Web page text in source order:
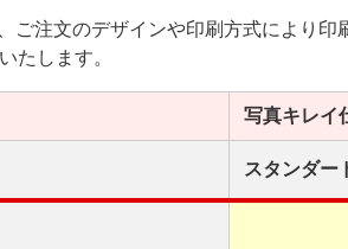
ご注文のデザインや印刷方式により
たします。
写真キレイ
スタンダー